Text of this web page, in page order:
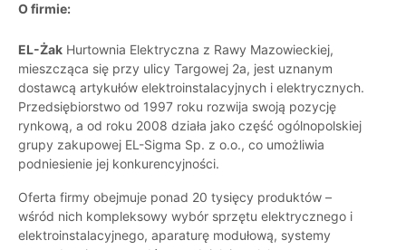
O firmie:
EL-Żak Hurtownia Elektryczna z Rawy Mazowieckiej,
mieszcząca się przy ulicy Targowej 2a, jest uznanym
dostawcą artykułów elektroinstalacyjnych i elektrycznych.
Przedsiębiorstwo od 1997 roku rozwija swoją pozycję
rynkową, a od roku 2008 działa jako część ogólnopolskiej
grupy zakupowej EL-Sigma Sp. z o.o., co umożliwia
podniesienie jej konkurencyjności.
Oferta firmy obejmuje ponad 20 tysięcy produktów –
wśród nich kompleksowy wybór sprzętu elektrycznego i
elektroinstalacyjnego, aparaturę modułową, systemy